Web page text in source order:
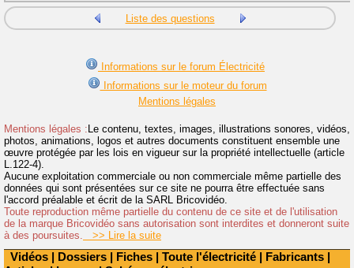
Vidéos | Dossiers | Fiches | Toute l'électricité | Fabricants |
Liste des questions
Informations sur le forum Électricité
Informations sur le moteur du forum
Mentions légales
Mentions légales : Le contenu, textes, images, illustrations sonores, vidéos,
photos, animations, logos et autres documents constituent ensemble une
œuvre protégée par les lois en vigueur sur la propriété intellectuelle (article
L.122-4).
Aucune exploitation commerciale ou non commerciale même partielle des
données qui sont présentées sur ce site ne pourra être effectuée sans
l'accord préalable et écrit de la SARL Bricovidéo.
Toute reproduction même partielle du contenu de ce site et de l'utilisation
de la marque Bricovidéo sans autorisation sont interdites et donneront suite
à des poursuites.
>> Lire la suite